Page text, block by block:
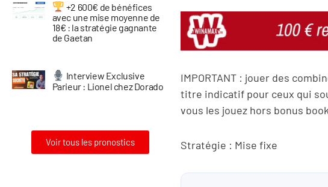
+2 600€ de bénéfices
avec une mise moyenne de
18€ : la stratégie gagnante
de Gaetan
Interview Exclusive
Parieur : Lionel chez Dorado
Voir tous les pronostics
IMPORTANT : jouer des
titre indicatif pour ceux qui
vous les jouez hors bonus
Stratégie : Mise fixe